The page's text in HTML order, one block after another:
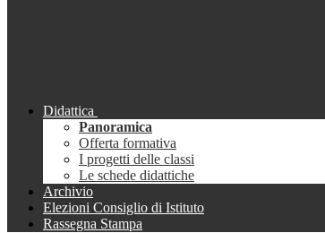
Didattica
Panoramica
Offerta formativa
I progetti delle classi
Le schede didattiche
Archivio
Elezioni Consiglio di Istituto
Rassegna Stampa